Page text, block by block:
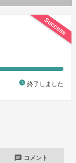
Success
watch_later 終了しました
chat コメント